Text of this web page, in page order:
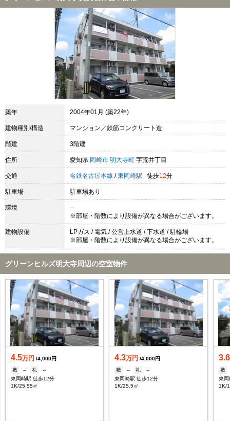
築年 2004年01月 (築22年)
建物種別/構造 マンション／鉄筋コンクリート造
階建 3階建
住所 愛知県 岡崎市 明大寺町 字荒井丁目
交通 名鉄名古屋本線 / 東岡崎駅 徒歩12分
駐車場 駐車場あり
環境
--
※部屋・階数により設備が異なる場合がございます。
建物設備
LPガス / 電気 / 公営上水道 / 下水道 / 駐輪場
※部屋・階数により設備が異なる場合がございます。
グリーンヒルズ明大寺周辺の空室物件
4.5万円 /4,000円
敷
-- 礼
--
東岡崎駅 徒歩12分
1K/25.55㎡
4.3万円 /4,000円
敷
-- 礼
--
東岡崎駅 徒歩12分
1K/25.5㎡
3.6
敷
東
1K/